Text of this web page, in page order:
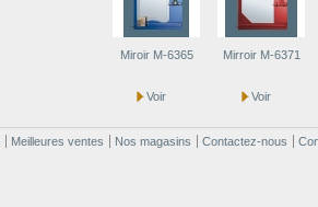
Miroir M-6365
Voir
Mirroir M-6371
Voir
Meilleures ventes Nos magasins Contactez-nous